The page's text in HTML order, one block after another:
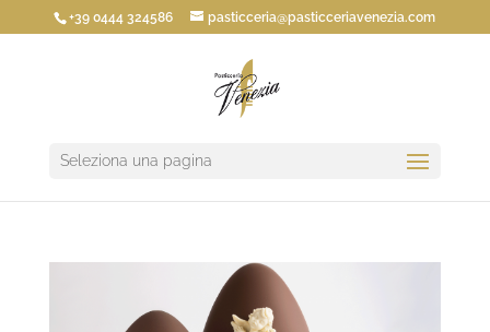
+39 0444 324586 pasticceria@pasticceriavenezia.com
Seleziona una pagina